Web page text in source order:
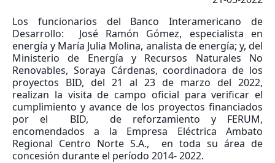
Los funcionarios del Banco Interamericano de
Desarrollo: José Ramón Gómez, especialista en
energía y María Julia Molina, analista de energía; y, del
Ministerio de Energía y Recursos Naturales No
Renovables, Soraya Cárdenas, coordinadora de los
proyectos BID, del 21 al 23 de marzo del 2022,
realizan la visita de campo oficial para verificar el
cumplimiento y avance de los proyectos financiados
por el BID, de reforzamiento y FERUM,
encomendados a la Empresa Eléctrica Ambato
Regional Centro Norte S.A., en toda su área de
concesión durante el período 2014- 2022.